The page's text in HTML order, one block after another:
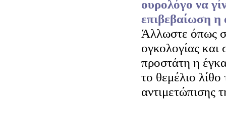
ουρολόγο να
επιβεβαίωση η
Άλλωστε όπως
ογκολογίας και
προστάτη η
το θεμέλιο λίθο
αντιμετώπισης